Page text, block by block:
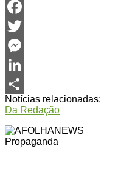
WhatsApp
Facebook
Twitter
Messenger
LinkedIn
Share
Notícias relacionadas:
Da Redação
Propaganda